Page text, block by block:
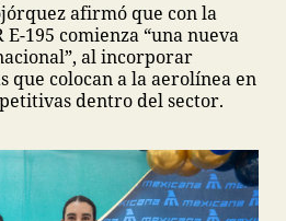
afirmó que con la
E-195 comienza “una nueva
al incorporar
que colocan a la aerolínea en
dentro del sector.